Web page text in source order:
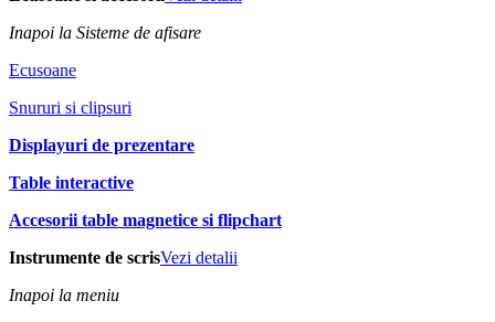
Inapoi la Sisteme de afisare
Ecusoane
Snururi si clipsuri
Displayuri de prezentare
Table interactive
Accesorii table magnetice si flipchart
Instrumente de scrisVezi detalii
Inapoi la meniu